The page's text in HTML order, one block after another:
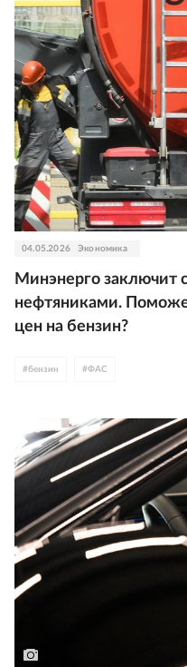
04.05.2026 Экономика
Минэнерго заключит
нефтяниками.
цен на бензин?
#бензин #ФАС